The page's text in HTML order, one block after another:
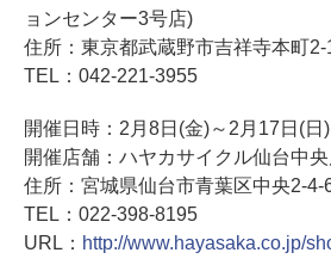
ョンセンター3号店)
住所：東京都武蔵野市吉祥寺本町2-
TEL：042-221-3955
開催日時：2月8日(金)～2月17日(日)
開催店舗：ハヤカサイクル仙台中
住所：宮城県仙台市青葉区中央2-4-
TEL：022-398-8195
URL： http://www.hayasaka.co.jp/